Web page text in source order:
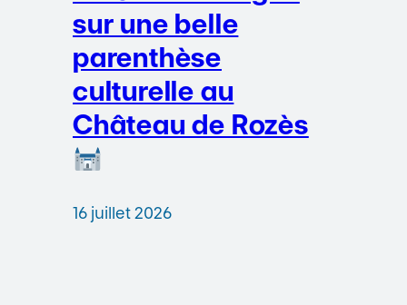
sur une belle
parenthèse
culturelle au
Château de Rozès
16 juillet 2026